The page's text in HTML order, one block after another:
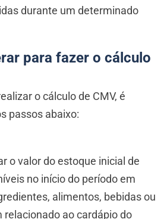
durante um determinado
para fazer o cálculo
o cálculo de CMV, é
passos abaixo:
o valor do estoque inicial de
no início do período em
alimentos, bebidas ou
ao cardápio do